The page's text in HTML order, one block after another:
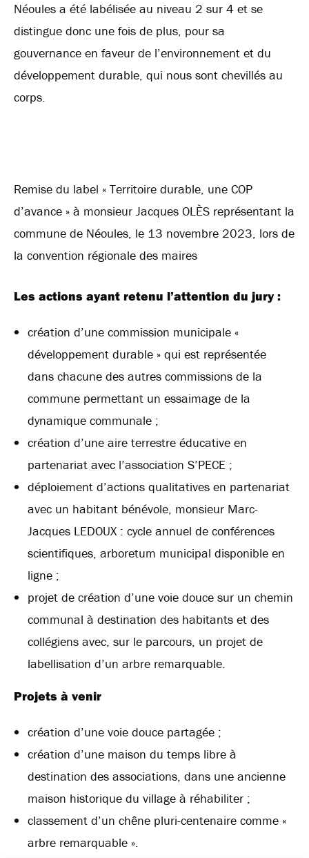
Néoules a été labélisée au niveau 2 sur 4 et se
distingue donc une fois de plus, pour sa
gouvernance en faveur de l’environnement et du
développement durable, qui nous sont chevillés au
corps.
Remise du label « Territoire durable, une COP
d’avance » à monsieur Jacques OLÈS représentant la
commune de Néoules, le 13 novembre 2023, lors de
la convention régionale des maires
Les actions ayant retenu l’attention du jury :
création d’une commission municipale «
développement durable » qui est représentée
dans chacune des autres commissions de la
commune permettant un essaimage de la
dynamique communale ;
création d’une aire terrestre éducative en
partenariat avec l’association S’PECE ;
déploiement d’actions qualitatives en partenariat
avec un habitant bénévole, monsieur Marc-
Jacques LEDOUX : cycle annuel de conférences
scientifiques, arboretum municipal disponible en
ligne ;
projet de création d’une voie douce sur un chemin
communal à destination des habitants et des
collégiens avec, sur le parcours, un projet de
labellisation d’un arbre remarquable.
Projets à venir
création d’une voie douce partagée ;
création d’une maison du temps libre à
destination des associations, dans une ancienne
maison historique du village à réhabiliter ;
classement d’un chêne pluri-centenaire comme «
arbre remarquable ».